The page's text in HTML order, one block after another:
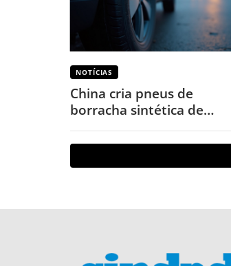
NOTÍCIAS
China cria pneus de
borracha sintética de
terras-raras para veículos
elétricos